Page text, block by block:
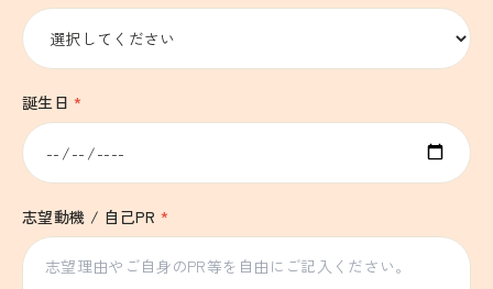
誕生日 *
志望動機 / 自己PR *